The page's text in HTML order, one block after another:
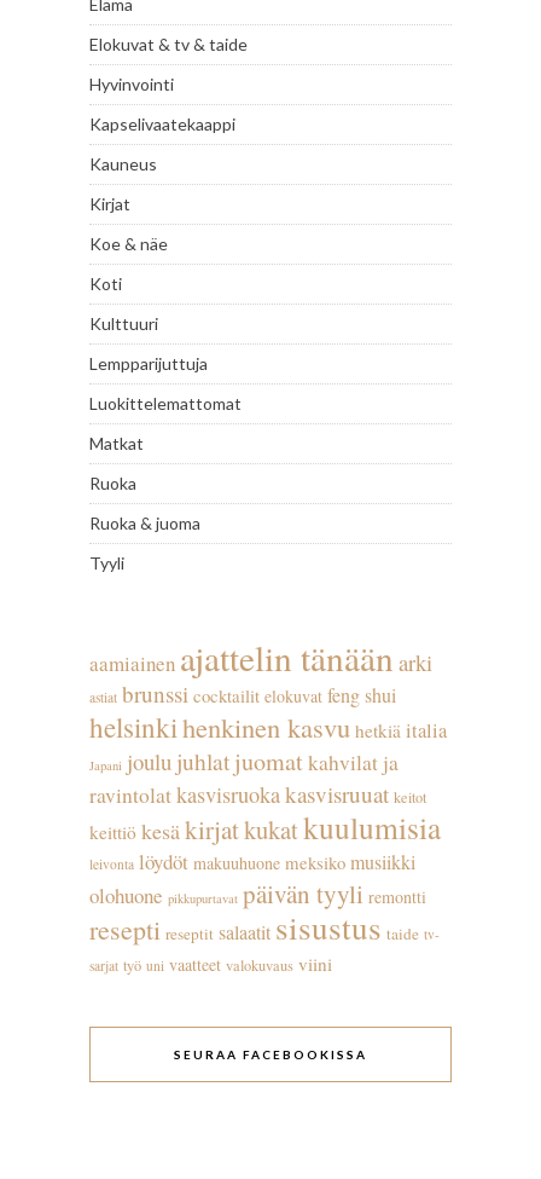
Elokuvat & tv & taide
Hyvinvointi
Kapselivaatekaappi
Kauneus
Kirjat
Koe & näe
Koti
Kulttuuri
Lempparijuttuja
Luokittelemattomat
Matkat
Ruoka
Ruoka & juoma
Tyyli
aamiainen ajattelin tänään arki
astiat brunssi cocktailit elokuvat feng shui
helsinkihenkinen kasvu hetkiä italia
Japani joulu juhlatjuomatkahvilat ja
ravintolatkasvisruokakasvisruuat keitot
keittiö kesä kirjatkukatkuulumisia
leivonta löydöt makuuhuone meksiko musiikki
olohuone pikkupurtavat päivän tyyli remontti
resepti reseptit salaatit sisustus taide tv-
sarjat työ uni vaatteet valokuvaus viini
SEURAA FACEBOOKISSA